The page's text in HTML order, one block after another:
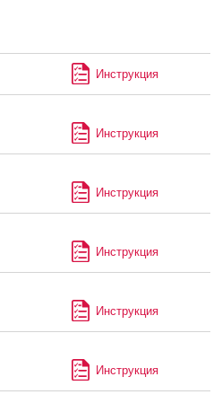
Инструкция
Инструкция
Инструкция
Инструкция
Инструкция
Инструкция